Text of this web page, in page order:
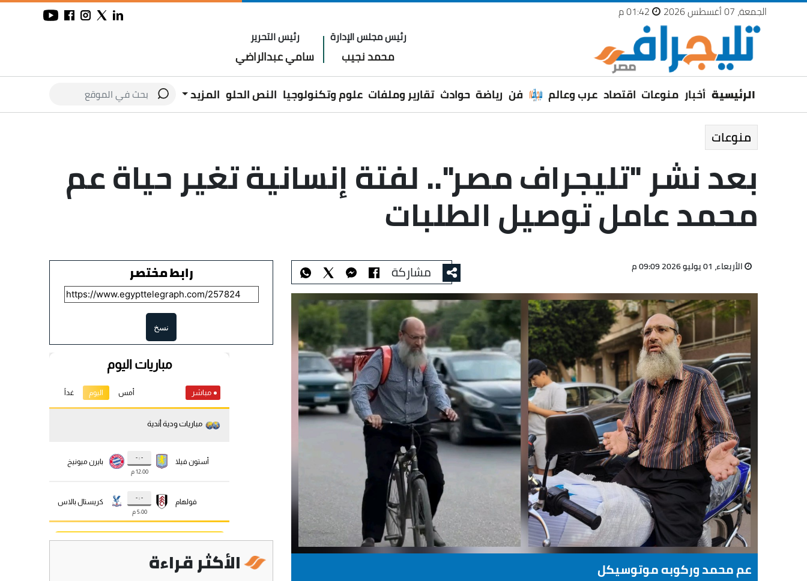
الجمعة، 07 أغسطس 2026
رئيس مجلس الإدارة
محمد نجيب
رئيس التحرير
سامي عبدالراضي
الرئيسية أخبار منوعات اقتصاد عرب وعالم فن رياضة حوادث تقارير وملفات علوم وتكنولوجيا النص الحلو المزيد
منوعات
بعد نشر "تليجراف مصر".. لفتة إنسانية تغير حياة عم
محمد عامل توصيل الطلبات
الأربعاء، 01 يوليو 2026 09:09 م مشاركة
عم محمد وركوبه موتوسيكل
رابط مختصر
نسخ
الأكثر قراءة